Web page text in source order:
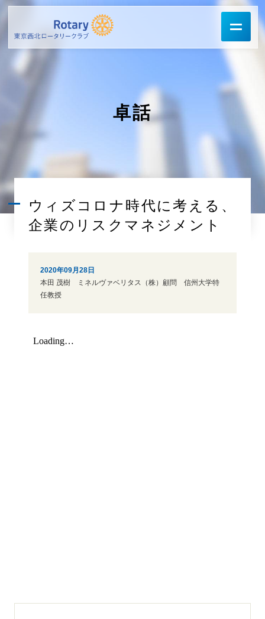
卓話
ウィズコロナ時代に考える、
企業のリスクマネジメント
2020年09月28日
本田 茂樹 ミネルヴァベリタス（株）顧問 信州大学特
任教授